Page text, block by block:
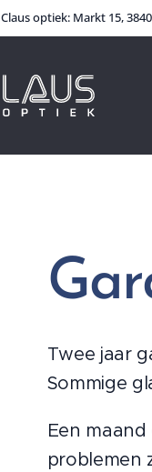
Claus optiek: Markt 15,
Twee jaar
Sommige
Een
problemen